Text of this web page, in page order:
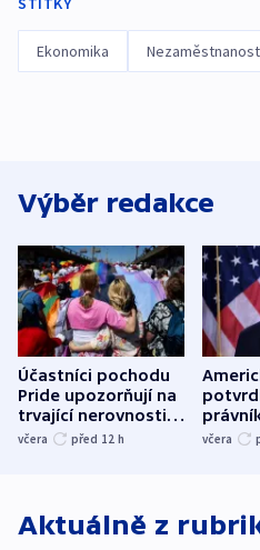
Ekonomika Nezaměstnanost
Výběr redakce
Účastníci pochodu
Pride upozorňují na
trvající nerovnosti i
společenskou
včera před 12 h včera
Aktuálně z